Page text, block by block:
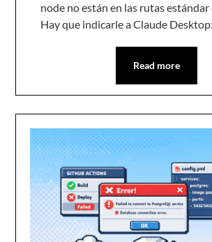
node no están en las rutas estándar
Hay que indicarle a Claude Desktop:
Read more